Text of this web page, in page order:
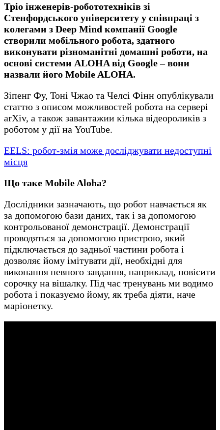
Тріо інженерів-робототехніків зі
Стенфордського університету у співпраці з
колегами з Deep Mind компанії Google
створили мобільного робота, здатного
виконувати різноманітні домашні роботи, на
основі системи ALOHA від Google – вони
назвали його Mobile ALOHA.
Зіпенг Фу, Тоні Чжао та Челсі Фінн опублікували
статтю з описом можливостей робота на сервері
arXiv, а також завантажии кілька відеороликів з
роботом у дії на YouTube.
EELS: робот-змія може досліджувати недоступні
місця
Що таке Mobile Aloha?
Дослідники зазначають, що робот навчається як
за допомогою бази даних, так і за допомогою
контрольованої демонстрації. Демонстрації
проводяться за допомогою пристрою, який
підключається до задньої частини робота і
дозволяє йому імітувати дії, необхідні для
виконання певного завдання, наприклад, повісити
сорочку на вішалку. Під час тренувань ми водимо
робота і показуємо йому, як треба діяти, наче
маріонетку.